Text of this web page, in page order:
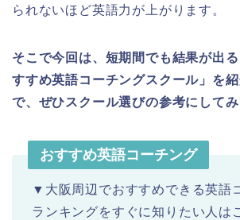
られないほど英語力が上がります。
そこで今回は、短期間でも結果が出
すすめ英語コーチングスクール」を
で、ぜひスクール選びの参考にしてみ
おすすめ英語コーチング
▼大阪周辺でおすすめできる英語
ランキングをすぐに知りたい人は